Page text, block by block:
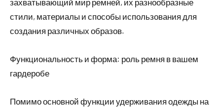
захватывающий мир ремней, их разнообразные
стили, материалы и способы использования для
создания различных образов.
Функциональность и форма: роль ремня в вашем
гардеробе
Помимо основной функции удерживания одежды на